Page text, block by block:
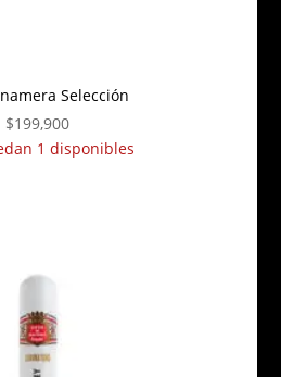
Selección
$199,900
1 disponibles